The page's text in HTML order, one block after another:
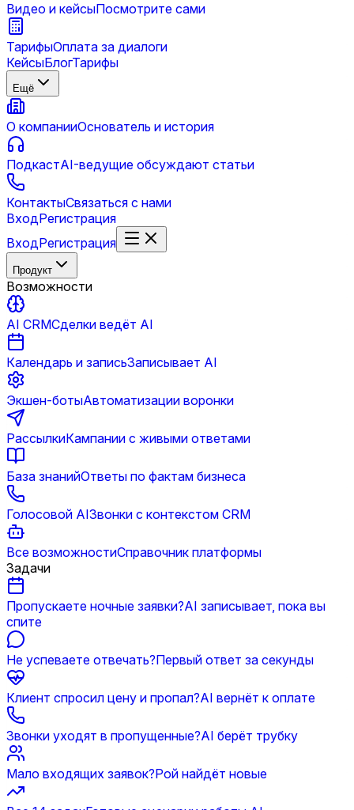
Видео и кейсыПосмотрите сами
ТарифыОплата за диалоги
КейсыБлогТарифы
Ещё
О компанииОснователь и история
ПодкастAI-ведущие обсуждают статьи
КонтактыСвязаться с нами
ВходРегистрация
ВходРегистрация
Продукт
Возможности
AI CRMСделки ведёт AI
Календарь и записьЗаписывает AI
Экшен-ботыАвтоматизации воронки
РассылкиКампании с живыми ответами
База знанийОтветы по фактам бизнеса
Голосовой AIЗвонки с контекстом CRM
Все возможностиСправочник платформы
Задачи
Пропускаете ночные заявки?AI записывает, пока вы
спите
Не успеваете отвечать?Первый ответ за секунды
Клиент спросил цену и пропал?AI вернёт к оплате
Звонки уходят в пропущенные?AI берёт трубку
Мало входящих заявок?Рой найдёт новые